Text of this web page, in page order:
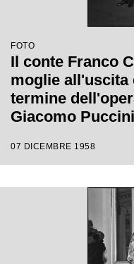
FOTO
Il conte Franco
moglie all'uscita
termine
Giacomo
Wallmann, che
07 DICEMBRE 1958